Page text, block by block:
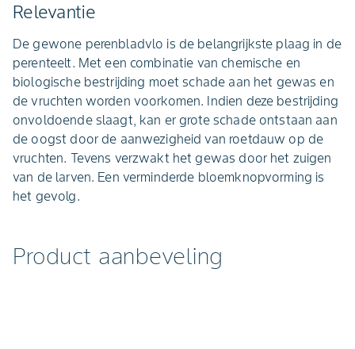
Relevantie
De gewone perenbladvlo is de belangrijkste plaag in de
perenteelt. Met een combinatie van chemische en
biologische bestrijding moet schade aan het gewas en
de vruchten worden voorkomen. Indien deze bestrijding
onvoldoende slaagt, kan er grote schade ontstaan aan
de oogst door de aanwezigheid van roetdauw op de
vruchten. Tevens verzwakt het gewas door het zuigen
van de larven. Een verminderde bloemknopvorming is
het gevolg.
Product aanbeveling